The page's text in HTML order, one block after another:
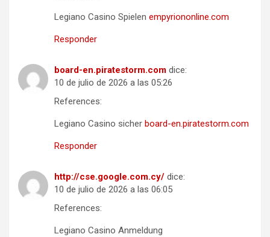
Legiano Casino Spielen empyriononline.com
Responder
board-en.piratestorm.com dice:
10 de julio de 2026 a las 05:26
References:
Legiano Casino sicher board-en.piratestorm.com
Responder
http://cse.google.com.cy/ dice:
10 de julio de 2026 a las 06:05
References:
Legiano Casino Anmeldung